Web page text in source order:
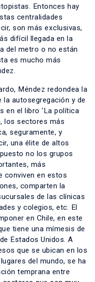
Entonces hay
centralidades
son más exclusivas,
difícil llegada en la
del metro o no están
es mucho más
Méndez redondea la
la autosegregación y de
en el libro ‘La política
los sectores más
seguramente, y
una élite de altos
no los grupos
más
conviven en estos
comparten la
de las clínicas
y colegios, etc. El
en Chile, en este
tiene una mímesis de
Estados Unidos. A
que se ubican en los
del mundo, se ha
temprana entre